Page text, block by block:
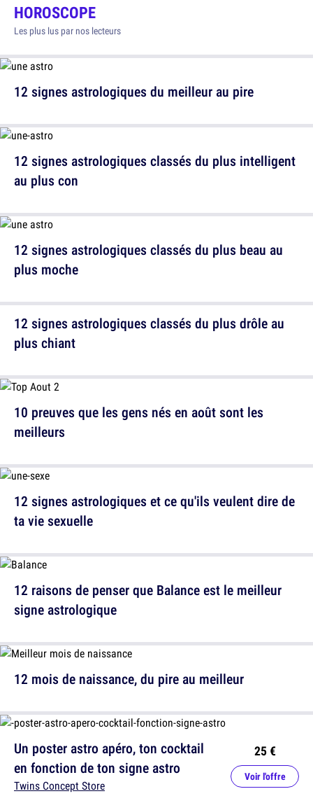
HOROSCOPE
Les plus lus par nos lecteurs
12 signes astrologiques du meilleur au pire
12 signes astrologiques classés du plus beau au
plus moche
10 preuves que les gens nés en août sont les
meilleurs
12 raisons de penser que Balance est le meilleur
signe astrologique
Un poster astro apéro, ton cocktail
en fonction de ton signe astro
Twins Concept Store
25 €
Voir l'offre
12 signes astrologiques classés du plus intelligent
au plus con
12 signes astrologiques classés du plus drôle au
plus chiant
12 signes astrologiques et ce qu'ils veulent dire de
ta vie sexuelle
12 mois de naissance, du pire au meilleur